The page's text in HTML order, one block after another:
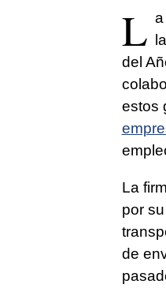
L
del
estos
La
por
de